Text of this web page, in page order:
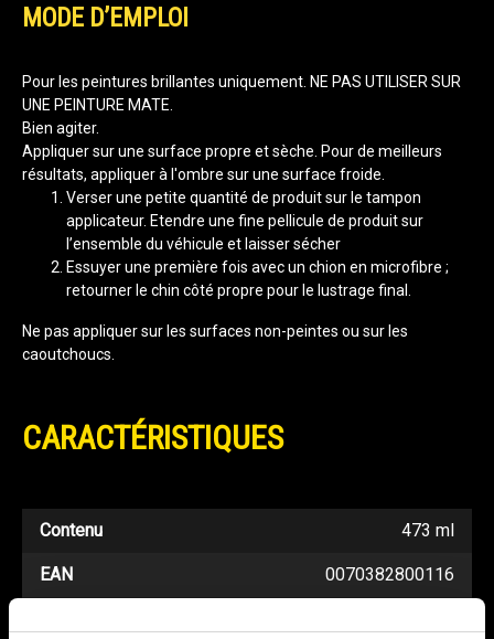
MODE D’EMPLOI
Pour les peintures brillantes uniquement. NE PAS UTILISER SUR
UNE PEINTURE MATE.
Bien agiter.
Appliquer sur une surface propre et sèche. Pour de meilleurs
résultats, appliquer à l'ombre sur une surface froide.
Verser une petite quantité de produit sur le tampon
applicateur. Etendre une fine pellicule de produit sur
l’ensemble du véhicule et laisser sécher
Essuyer une première fois avec un chion en microfibre ;
retourner le chin côté propre pour le lustrage final.
Ne pas appliquer sur les surfaces non-peintes ou sur les
caoutchoucs.
CARACTÉRISTIQUES
Contenu 473 ml
EAN 0070382800116